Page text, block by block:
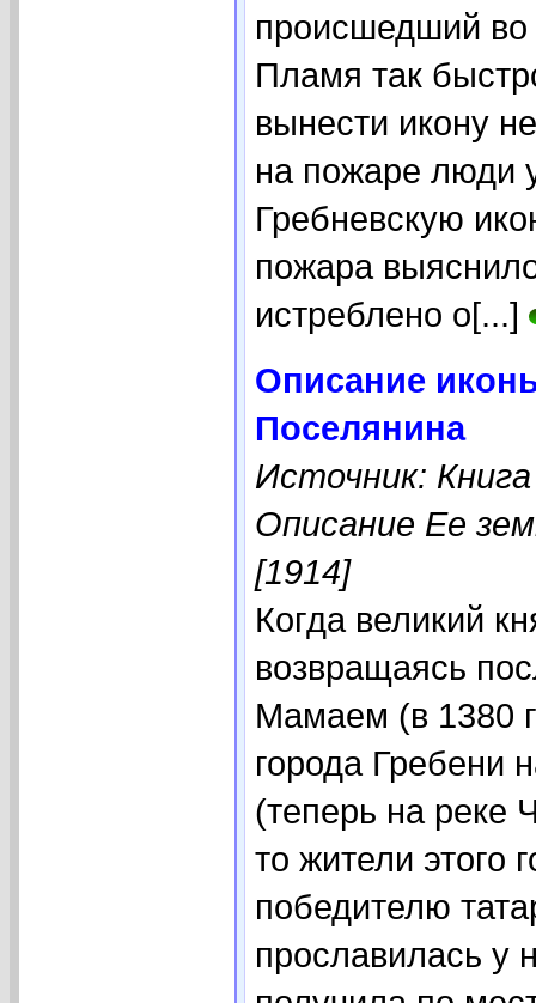
происшедший во
Пламя так
вынести икону
на пожаре люди
Гребневскую
пожара
истреблено о[...]
Описание
Поселянина
Источник:
Описание Ее
[1914]
Когда великий
возвращаясь
Мамаем (в 1380
города Гребени
(теперь на реке
то жители этого
победителю
прославилась у